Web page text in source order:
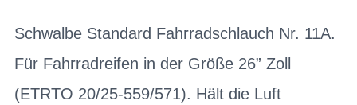
Schwalbe Standard Fahrradschlauch Nr. 11A.
Für Fahrradreifen in der Größe 26” Zoll
(ETRTO 20/25-559/571). Hält die Luft